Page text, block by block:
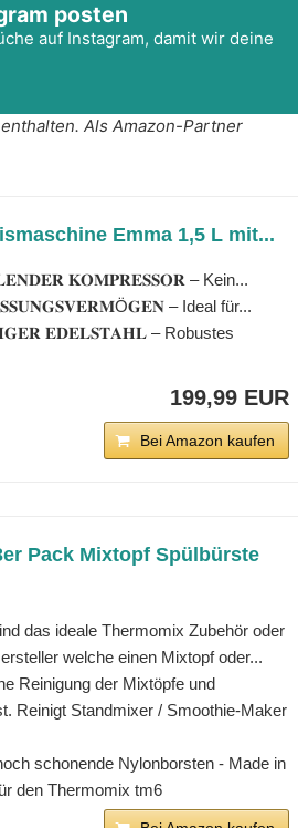
posten
auf Instagram, damit wir deine
Emma 1,5 L mit...
𝐊𝐎𝐌𝐏𝐑𝐄𝐒𝐒𝐎𝐑 – Kein...
– Ideal für...
𝐄𝐃𝐄𝐋𝐒𝐓𝐀𝐇𝐋 – Robustes
199,99 EUR
Bei Amazon kaufen
Pack Mixtopf Spülbürste
das ideale Thermomix Zubehör oder
welche einen Mixtopf oder...
Reinigung der Mixtöpfe und
Reinigt Standmixer / Smoothie-Maker
schonende Nylonborsten - Made in
den Thermomix tm6